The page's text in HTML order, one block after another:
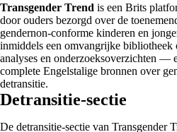
Transgender Trend is een Brits
door ouders bezorgd over de
gendernon-conforme kinderen en
inmiddels een omvangrijke bibliotheek
analyses en onderzoeksoverzichten —
complete Engelstalige bronnen over
detransitie.
Detransitie-sectie
De detransitie-sectie van Transgender